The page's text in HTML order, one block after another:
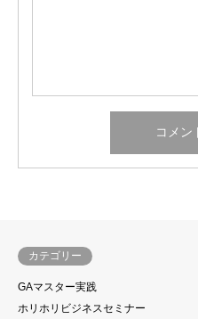
カテゴリー
GAマスター実践
ホリホリビジネスセミナー